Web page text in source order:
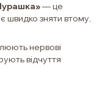
— це
швидко зняти втому,
нервові
відчуття